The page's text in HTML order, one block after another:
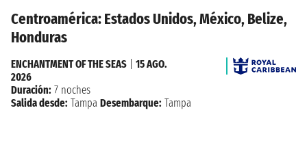
Centroamérica: Estados Unidos, México, Belize,
Honduras
ENCHANTMENT OF THE SEAS
15 AGO.
2026
Duración: 7 noches
Salida desde: Tampa Desembarque: Tampa